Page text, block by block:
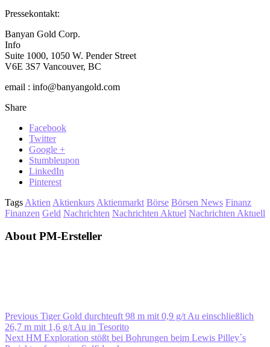
Pressekontakt:
Banyan Gold Corp.
Info
Suite 1000, 1050 W. Pender Street
V6E 3S7 Vancouver, BC
email : info@banyangold.com
Share
Facebook
Twitter
Google +
Stumbleupon
LinkedIn
Pinterest
Tags Aktien Aktienkurs Aktienmarkt Börse Börsen News Finanz
Finanzen Geld Nachrichten Nachrichten Aktuel Nachrichten Aktuell
About PM-Ersteller
Previous Tiger Gold durchteuft 98 m mit 0,9 g/t Au einschließlich
26,7 m mit 1,6 g/t Au in Tesorito
Next HM Exploration stößt bei Bohrungen beim Lewis Pilley´s